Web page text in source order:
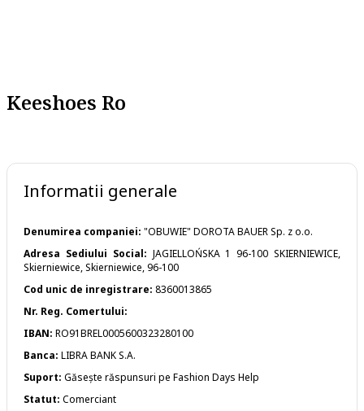
Keeshoes Ro
Informatii generale
Denumirea companiei: "OBUWIE" DOROTA BAUER Sp. z o.o.
Adresa Sediului Social: JAGIELLOŃSKA 1 96-100 SKIERNIEWICE,
Skierniewice, Skierniewice, 96-100
Cod unic de inregistrare: 8360013865
Nr. Reg. Comertului:
IBAN: RO91BREL0005600323280100
Banca: LIBRA BANK S.A.
Suport: Găsește răspunsuri pe Fashion Days Help
Statut: Comerciant